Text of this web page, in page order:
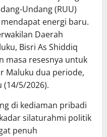
Undang (RUU)
energi baru.
Daerah
Bisri As Shiddiq
masa resesnya untuk
Maluku dua periode,
(14/5/2026).
di kediaman pribadi
silaturahmi politik
penuh